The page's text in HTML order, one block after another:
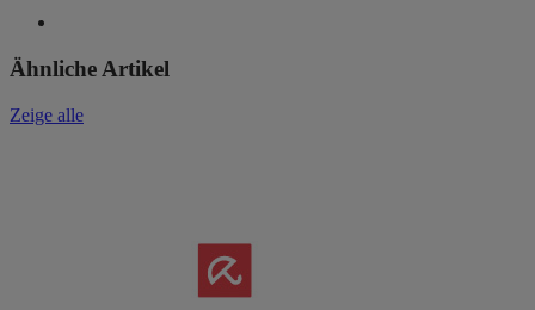
Ähnliche Artikel
Zeige alle